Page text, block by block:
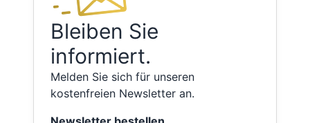
Bleiben Sie
informiert.
Melden Sie sich für unseren
kostenfreien Newsletter an.